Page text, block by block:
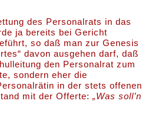
des Personalrats in das
ja bereits bei Gericht
so daß man zur Genesis
davon ausgehen darf, daß
den Personalrat zum
sondern eher die
in der stets offenen
mit der Offerte: „Was soll’n